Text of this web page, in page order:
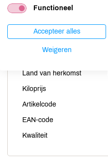
Zwaveldioxide / sulfieten
Productspecificaties
Land van herkomst
Kiloprijs
Artikelcode
EAN-code
Kwaliteit
Functioneel
Accepteer alles
Weigeren